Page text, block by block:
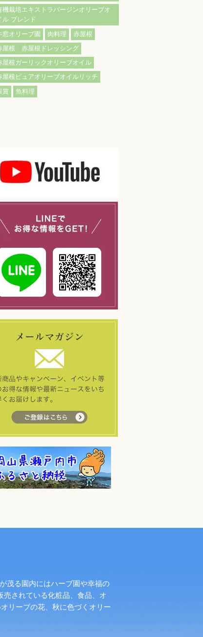
機栽培エキストラバージンオリーブオ
ル ブレンド
窓オリーブ園
肉料理
赤屋根
屋根 赤屋根ドレッシング
屋根ガーリックオリーブオイル
屋根ピュアオリーブオイルリッチ
賞
魚料理
茂る園内にはハーブ園や幸福の
されている化粧品、食品、オ
リーブの花、秋に色づくオリー